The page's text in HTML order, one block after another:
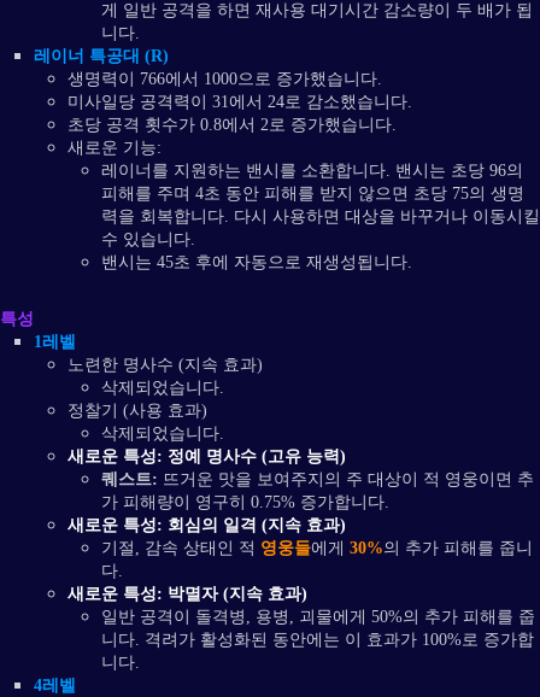
게 일반 공격을 하면 재사용 대기시간 감소량이 두 배가 됩
니다.
레이너 특공대 (R)
생명력이 766에서 1000으로 증가했습니다.
미사일당 공격력이 31에서 24로 감소했습니다.
초당 공격 횟수가 0.8에서 2로 증가했습니다.
새로운 기능:
레이너를 지원하는 밴시를 소환합니다. 밴시는 초당 96의
피해를 주며 4초 동안 피해를 받지 않으면 초당 75의 생명
력을 회복합니다. 다시 사용하면 대상을 바꾸거나 이동시킬
수 있습니다.
밴시는 45초 후에 자동으로 재생성됩니다.
특성
1레벨
노련한 명사수 (지속 효과)
삭제되었습니다.
정찰기 (사용 효과)
삭제되었습니다.
새로운 특성: 정예 명사수 (고유 능력)
퀘스트: 뜨거운 맛을 보여주지의 주 대상이 적 영웅이면 추
가 피해량이 영구히 0.75% 증가합니다.
새로운 특성: 회심의 일격 (지속 효과)
기절, 감속 상태인 적 영웅들에게 30%의 추가 피해를 줍니
다.
새로운 특성: 박멸자 (지속 효과)
일반 공격이 돌격병, 용병, 괴물에게 50%의 추가 피해를 줍
니다. 격려가 활성화된 동안에는 이 효과가 100%로 증가합
니다.
4레벨